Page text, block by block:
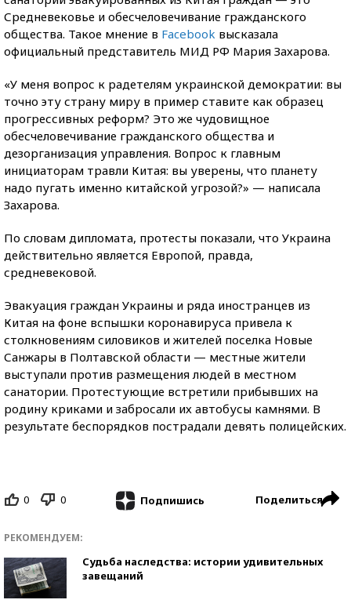
Средневековье и обесчеловечивание гражданского
общества. Такое мнение в Facebook высказала
официальный представитель МИД РФ Мария Захарова.
«У меня вопрос к радетелям украинской демократии: вы
точно эту страну миру в пример ставите как образец
прогрессивных реформ? Это же чудовищное
обесчеловечивание гражданского общества и
дезорганизация управления. Вопрос к главным
инициаторам травли Китая: вы уверены, что планету
надо пугать именно китайской угрозой?» — написала
Захарова.
По словам дипломата, протесты показали, что Украина
действительно является Европой, правда,
средневековой.
Эвакуация граждан Украины и ряда иностранцев из
Китая на фоне вспышки коронавируса привела к
столкновениям силовиков и жителей поселка Новые
Санжары в Полтавской области — местные жители
выступали против размещения людей в местном
санатории. Протестующие встретили прибывших на
родину криками и забросали их автобусы камнями. В
результате беспорядков пострадали девять полицейских.
0 0 Подпишись Поделиться
РЕКОМЕНДУЕМ:
Судьба наследства: истории удивительных
завещаний